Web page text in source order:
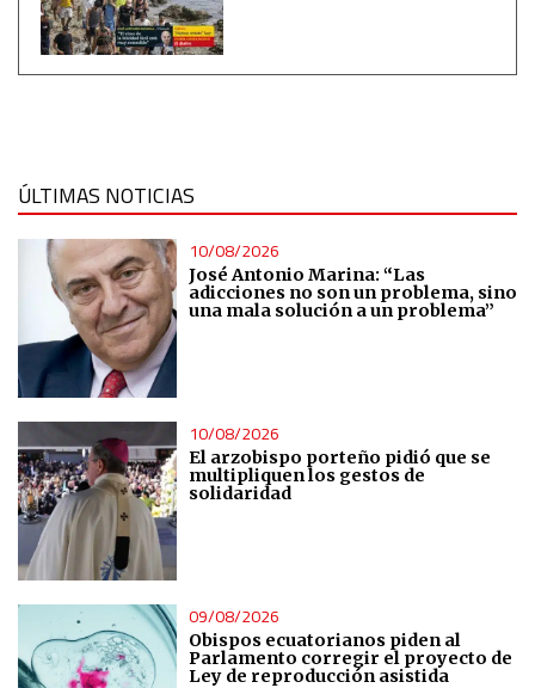
ÚLTIMAS NOTICIAS
10/08/2026
José Antonio Marina: “Las
adicciones no son un problema, sino
una mala solución a un problema”
10/08/2026
El arzobispo porteño pidió que se
multipliquen los gestos de
solidaridad
09/08/2026
Obispos ecuatorianos piden al
Parlamento corregir el proyecto de
Ley de reproducción asistida